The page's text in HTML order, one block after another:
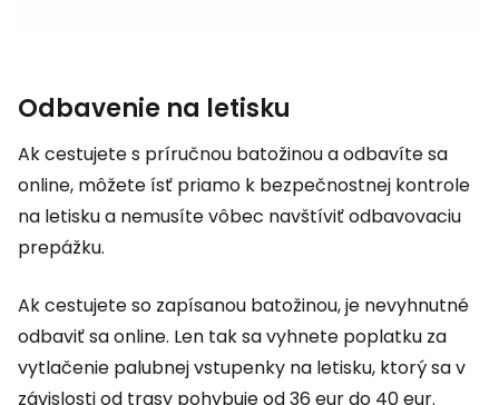
Odbavenie na letisku
Ak cestujete s príručnou batožinou a odbavíte sa
online, môžete ísť priamo k bezpečnostnej kontrole
na letisku a nemusíte vôbec navštíviť odbavovaciu
prepážku.
Ak cestujete so zapísanou batožinou, je nevyhnutné
odbaviť sa online. Len tak sa vyhnete poplatku za
vytlačenie palubnej vstupenky na letisku, ktorý sa v
závislosti od trasy pohybuje od 36 eur do 40 eur.